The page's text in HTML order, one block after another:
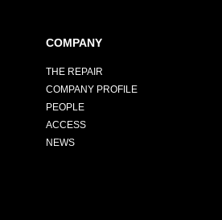
COMPANY
THE REPAIR
COMPANY PROFILE
PEOPLE
ACCESS
NEWS